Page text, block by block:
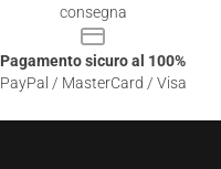
consegna
Pagamento sicuro al 100%
PayPal / MasterCard / Visa